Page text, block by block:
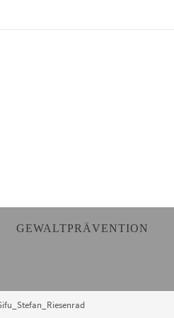
GEWALTPRÄVENTION